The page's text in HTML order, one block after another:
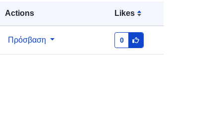
Actions Likes
Πρόσβαση 0
Συντεταγμένες:
13.92, 46.66 ], [ 13.92, 45.56 ], [
12.32, 45.56 ], [ 12.32, 46.66 ] ]
Τύπος: Polygon